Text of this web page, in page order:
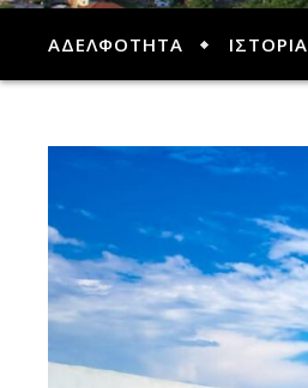
ΑΔΕΛΦΟΤΗΤΑ ΙΣΤΟΡΙΑ